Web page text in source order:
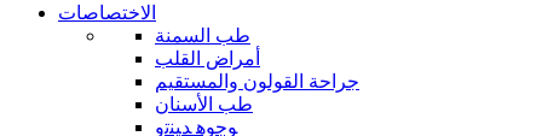
الاختصاصات
طب السمنة
أمراض القلب
جراحة القولون والمستقيم
طب الأسنان
ﻮﺟﻮﻫ ﺪﻴﻨﺗﻭ